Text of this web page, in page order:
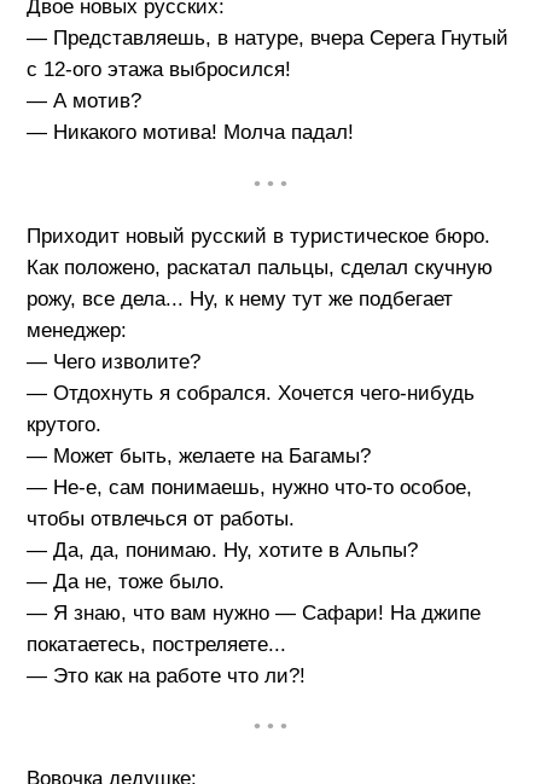
Двое новых русских:
— Представляешь, в натуре, вчера Серега Гнутый
с 12-ого этажа выбросился!
— А мотив?
— Никакого мотива! Молча падал!
• • •
Приходит новый русский в туристическое бюро.
Как положено, раскатал пальцы, сделал скучную
рожу, все дела... Ну, к нему тут же подбегает
менеджер:
— Чего изволите?
— Отдохнуть я собрался. Хочется чего-нибудь
крутого.
— Может быть, желаете на Багамы?
— Не-е, сам понимаешь, нужно что-то особое,
чтобы отвлечься от работы.
— Да, да, понимаю. Ну, хотите в Альпы?
— Да не, тоже было.
— Я знаю, что вам нужно — Сафари! На джипе
покатаетесь, постреляете...
— Это как на работе что ли?!
• • •
Вовочка дедушке: